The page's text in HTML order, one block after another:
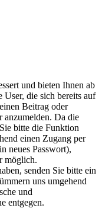
und bieten Ihnen ab
User, die sich bereits auf
Beitrag oder
anzumelden. Da die
bitte die Funktion
einen Zugang per
neues Passwort),
möglich.
senden Sie bitte ein
uns umgehend
und
entgegen.